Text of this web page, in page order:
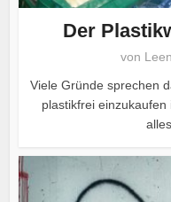
Der
von
Viele Gründe sprechen
plastikfrei